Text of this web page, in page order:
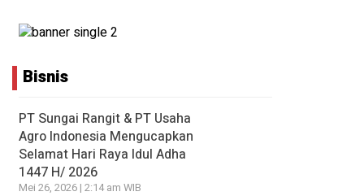
Bisnis
PT Sungai Rangit & PT Usaha
Agro Indonesia Mengucapkan
Selamat Hari Raya Idul Adha
1447 H/ 2026
Mei 26, 2026 | 2:14 am WIB